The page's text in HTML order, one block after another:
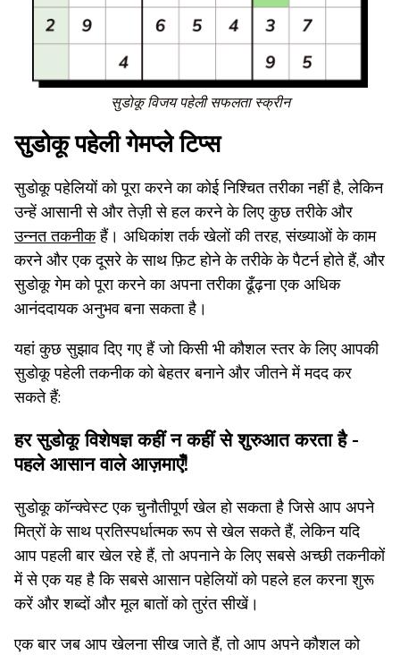
सुडोकू विजय पहेली सफलता स्क्रीन
सुडोकू पहेली गेमप्ले टिप्स
सुडोकू पहेलियों को पूरा करने का कोई निश्चित तरीका नहीं है, लेकिन
उन्हें आसानी से और तेज़ी से हल करने के लिए कुछ तरीके और
उन्नत तकनीकहैं। अधिकांश तर्क खेलों की तरह, संख्याओं के काम
करने और एक दूसरे के साथ फ़िट होने के तरीके के पैटर्न होते हैं, और
सुडोकू गेम को पूरा करने का अपना तरीका ढूँढ़ना एक अधिक
आनंददायक अनुभव बना सकता है।
यहां कुछ सुझाव दिए गए हैं जो किसी भी कौशल स्तर के लिए आपकी
सुडोकू पहेली तकनीक को बेहतर बनाने और जीतने में मदद कर
सकते हैं:
हर सुडोकू विशेषज्ञ कहीं न कहीं से शुरुआत करता है -
पहले आसान वाले आज़माएँ!
सुडोकू कॉन्क्वेस्ट एक चुनौतीपूर्ण खेल हो सकता है जिसे आप अपने
मित्रों के साथ प्रतिस्पर्धात्मक रूप से खेल सकते हैं, लेकिन यदि
आप पहली बार खेल रहे हैं, तो अपनाने के लिए सबसे अच्छी तकनीकों
में से एक यह है कि सबसे आसान पहेलियों को पहले हल करना शुरू
करें और शब्दों और मूल बातों को तुरंत सीखें।
एक बार जब आप खेलना सीख जाते हैं, तो आप अपने कौशल को